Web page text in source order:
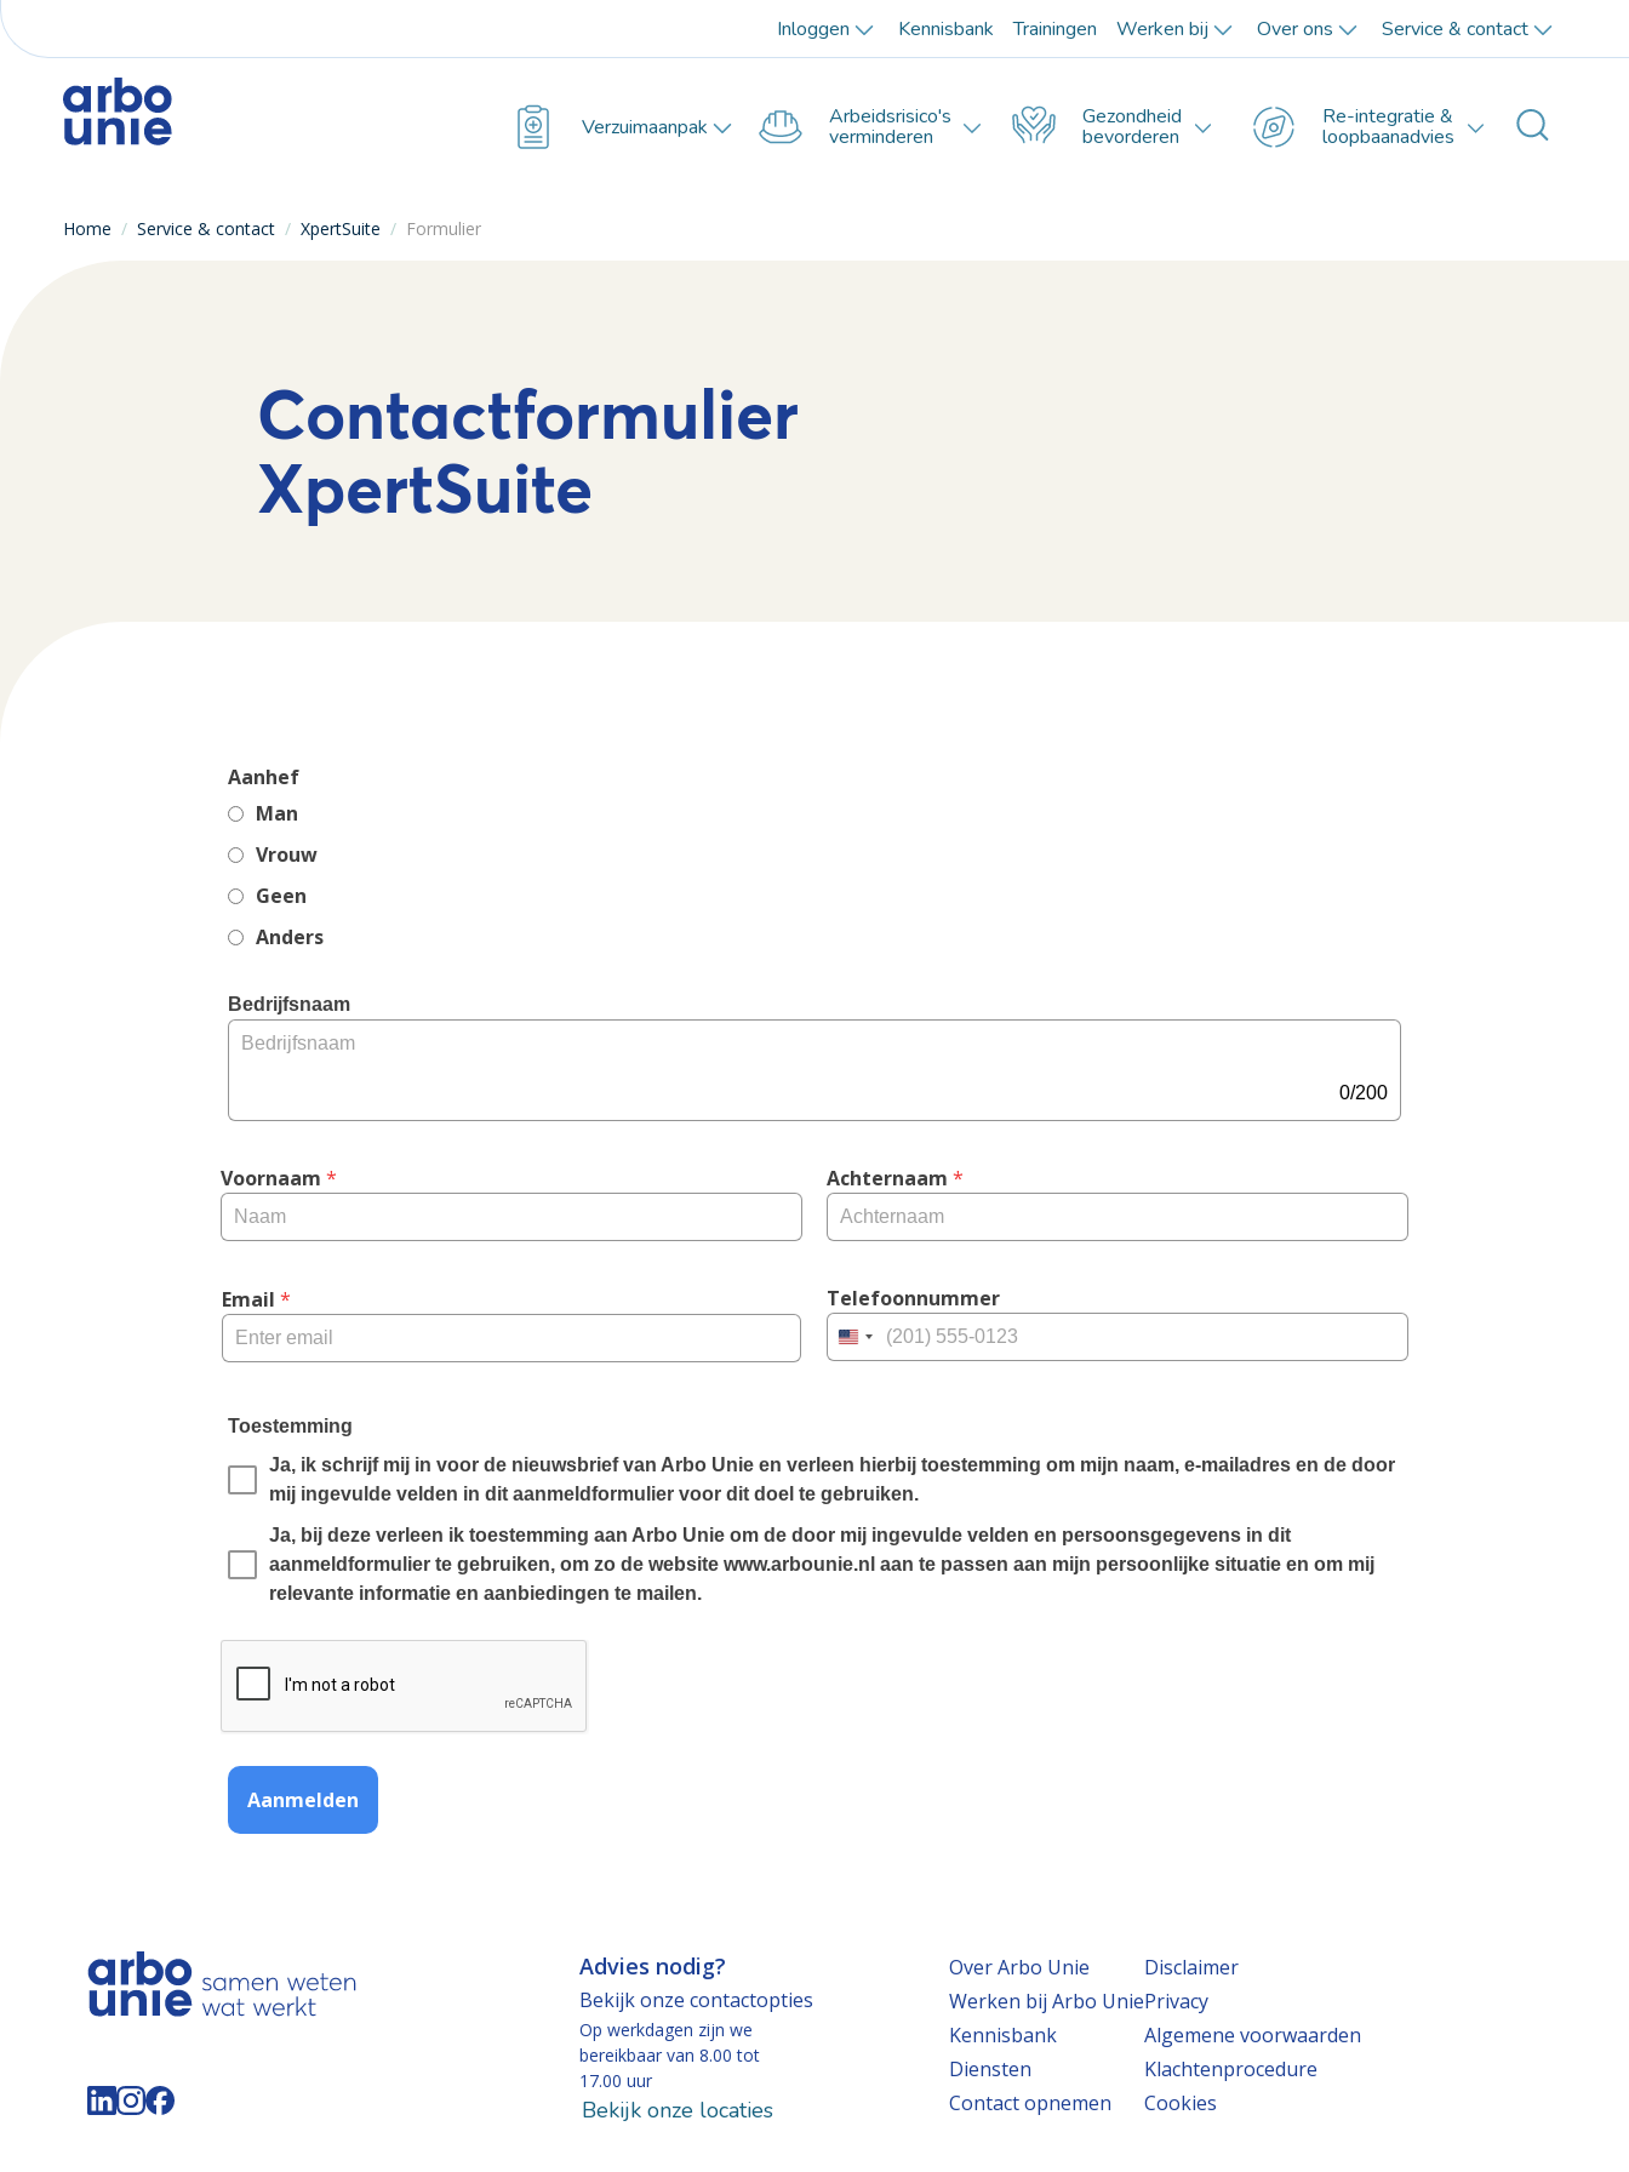
Inloggen Kennisbank Trainingen Werken bij Over ons Service & contact
Verzuimaanpak Arbeidsrisico's
verminderen
Gezondheid
bevorderen
Re-integratie &
loopbaanadvies
Home / Service & contact / XpertSuite / Formulier
Contactformulier
XpertSuite
Aanhef
Man
Vrouw
Geen
Anders
Bedrijfsnaam,
2
h
r
s
,
0/200
Voornaam * Achternaam *
Email * Telefoonnummer
United
Toestemming
Ja, ik schrijf mij in voor de nieuwsbrief van Arbo Unie en verleen hierbij toestemming om mijn naam, e-mailadres en de door
mij ingevulde velden in dit aanmeldformulier voor dit doel te gebruiken.
Ja, bij deze verleen ik toestemming aan Arbo Unie om de door mij ingevulde velden en persoonsgegevens in dit
aanmeldformulier te gebruiken, om zo de website www.arbounie.nl aan te passen aan mijn persoonlijke situatie en om mij
relevante informatie en aanbiedingen te mailen.
Aanmelden
Volg de Arbo Unie op LinkedIn
Volg de Arbo Unie op Instagram
Advies nodig?
Bekijk onze contactopties
Op werkdagen zijn we
bereikbaar van 8.00 tot
17.00 uur
Bekijk onze locaties
Over Arbo Unie
Werken bij Arbo Unie
Kennisbank
Diensten
Contact opnemen
Disclaimer
Privacy
Algemene voorwaarden
Klachtenprocedure
Cookies